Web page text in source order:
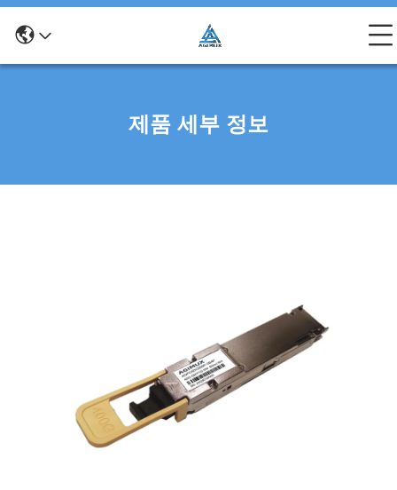
제품 세부 정보